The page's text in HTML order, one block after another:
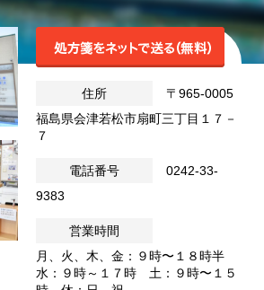
住所
〒965-0005
福島県会津若松市扇町三丁目１７－
７
電話番号
0242-33-
9383
営業時間
月、火、木、金：９時〜１８時半
水：９時～１７時 土：９時〜１５